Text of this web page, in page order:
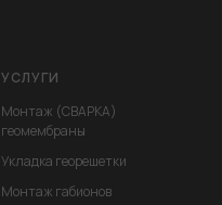
УСЛУГИ
Монтаж (СВАРКА)
геомембраны
Укладка георешетки
Монтаж габионов